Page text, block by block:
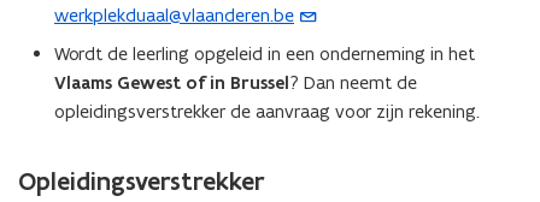
P
D
F
b
t
werkplekduaal@vlaanderen.be
(
o
p
e
i
Wordt de leerling opgeleid in een onderneming in het
Vlaams Gewest of in Brussel? Dan neemt de
opleidingsverstrekker de aanvraag voor zijn rekening.
Opleidingsverstrekker